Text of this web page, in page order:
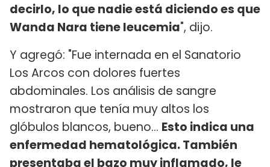
decirlo, lo que nadie está diciendo es que
Wanda Nara tiene leucemia", dijo.
Y agregó: "Fue internada en el Sanatorio
Los Arcos con dolores fuertes
abdominales. Los análisis de sangre
mostraron que tenía muy altos los
glóbulos blancos, bueno... Esto indica una
enfermedad hematológica. También
presentaba el bazo muy inflamado, le